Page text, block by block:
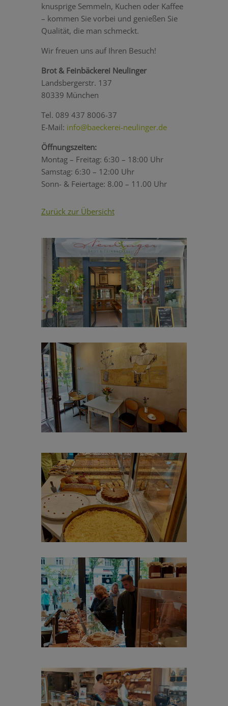
knusprige Semmeln, Kuchen oder Kaffee
– kommen Sie vorbei und genießen Sie
Qualität, die man schmeckt.
Wir freuen uns auf Ihren Besuch!
Brot & Feinbäckerei Neulinger
Landsbergerstr. 137
80339 München
Tel. 089 437 8006-37
E-Mail: info@baeckerei-neulinger.de
Öffnungszeiten:
Montag – Freitag: 6:30 – 18:00 Uhr
Samstag: 6:30 – 12:00 Uhr
Sonn- & Feiertage: 8.00 – 11.00 Uhr
Zurück zur Übersicht